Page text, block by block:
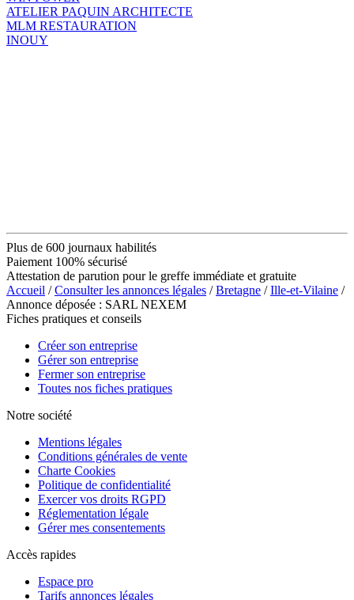
ATELIER PAQUIN ARCHITECTE
MLM RESTAURATION
INOUY
Plus de 600 journaux habilités
Paiement 100% sécurisé
Attestation de parution pour le greffe immédiate et gratuite
Accueil /Consulter les annonces légales /Bretagne /Ille-et-Vilaine /
Annonce déposée : SARL NEXEM
Fiches pratiques et conseils
Créer son entreprise
Gérer son entreprise
Fermer son entreprise
Toutes nos fiches pratiques
Notre société
Mentions légales
Conditions générales de vente
Charte Cookies
Politique de confidentialité
Exercer vos droits RGPD
Réglementation légale
Gérer mes consentements
Accès rapides
Espace pro
Tarifs annonces légales